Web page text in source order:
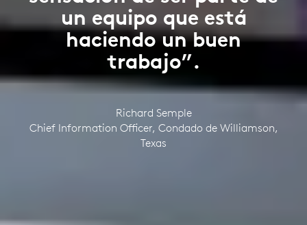
un equipo que está
haciendo un buen
trabajo”.
Richard Semple
Chief Information Officer, Condado de Williamson,
Texas